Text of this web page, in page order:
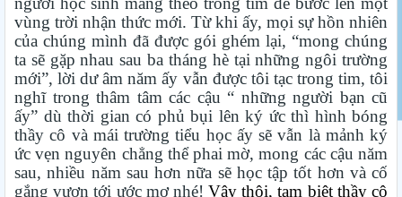
vùng trời nhận thức mới. Từ khi ấy, mọi sự hồn nhiên
của chúng mình đã được gói ghém lại, “mong chúng
ta sẽ gặp nhau sau ba tháng hè tại những ngôi trường
mới”, lời dư âm năm ấy vẫn được tôi tạc trong tim, tôi
nghĩ trong thâm tâm các cậu “ những người bạn cũ
ấy” dù thời gian có phủ bụi lên ký ức thì hình bóng
thầy cô và mái trường tiểu học ấy sẽ vẫn là mảnh ký
ức vẹn nguyên chẳng thể phai mờ, mong các cậu năm
sau, nhiều năm sau hơn nữa sẽ học tập tốt hơn và cố
gắng vươn tới ước mơ nhé!Vậy thôi, tạm biệt thầy cô